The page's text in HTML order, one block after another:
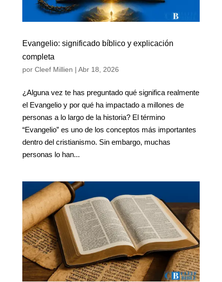
Evangelio: significado bíblico y explicación
completa
por Cleef Millien | Abr 18, 2026
¿Alguna vez te has preguntado qué significa realmente
el Evangelio y por qué ha impactado a millones de
personas a lo largo de la historia? El término
“Evangelio” es uno de los conceptos más importantes
dentro del cristianismo. Sin embargo, muchas
personas lo han...